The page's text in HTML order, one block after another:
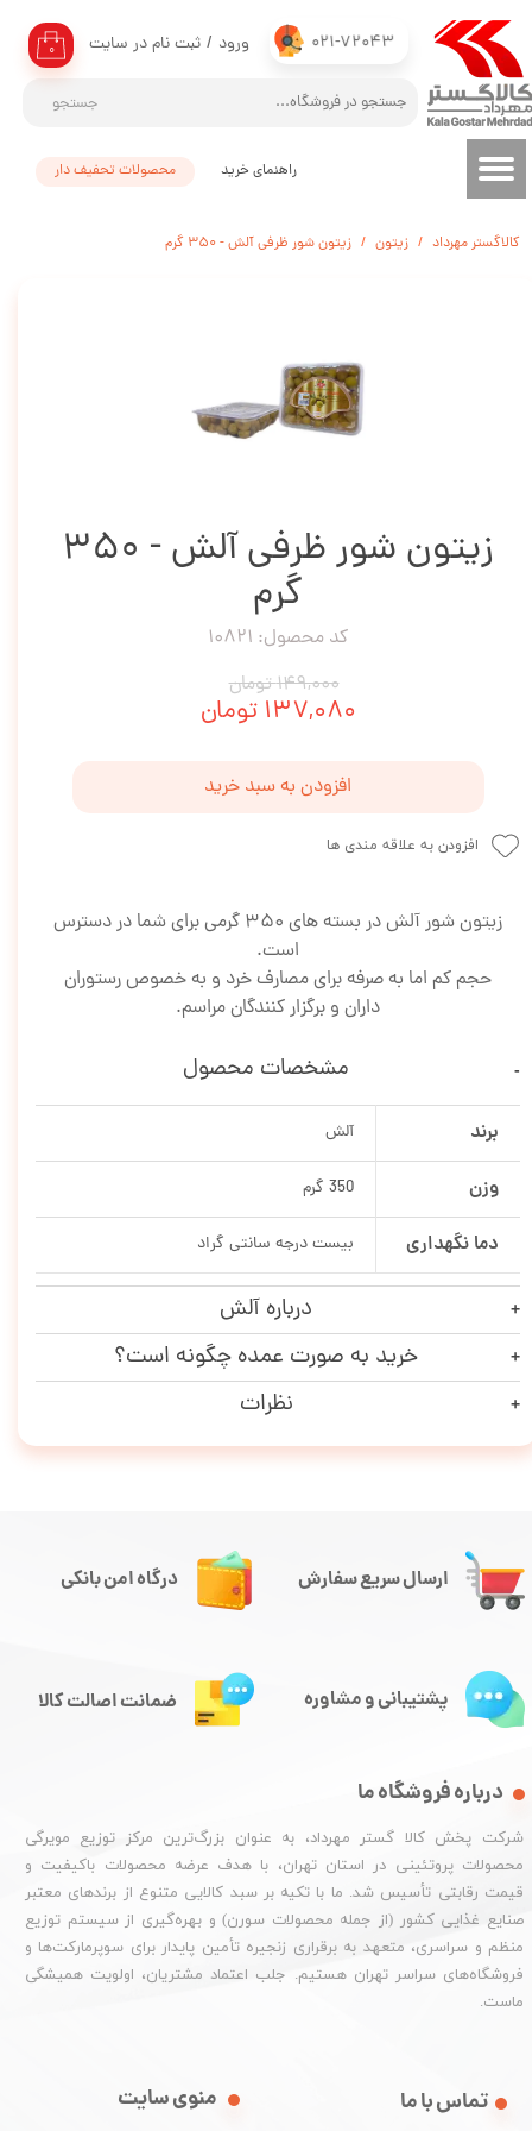
021-72043
جستجو
۰ ورود / ثبت نام در سایت
حساب کاربری من
تغییر گذر واژه
سفارشات
محصولات تحفیف دار راهنمای خرید
کالاگستر مهرداد زیتون زیتون شور ظرفی آلش - 350 گرم
زیتون شور ظرفی آلش - 350
گرم
کد محصول: 10821
۱۴۹,۰۰۰ تومان
۱۳۷,۰۸۰ تومان
افزودن به سبد خرید
افزودن به علاقه مندی ها
زیتون شور آلش در بسته های 350 گرمی برای شما در دسترس
است.
حجم کم اما به صرفه برای مصارف خرد و به خصوص رستوران
داران و برگزار کنندگان مراسم.
مشخصات محصول
برند آلش
وزن 350 گرم
دما نگهداری بیست درجه سانتی گراد
درباره آلش
خرید به صورت عمده چگونه است؟
نظرات
ارسال سریع سفارش
درباره فروشگاه ما
شرکت پخش کالا گستر مهرداد، به عنوان بزرگ‌ترین مرکز توزیع مویرگی
محصولات پروتئینی در استان تهران، با هدف عرضه محصولات باکیفیت و
قیمت رقابتی تأسیس شد. ما با تکیه بر سبد کالایی متنوع از برندهای معتبر
صنایع غذایی کشور (از جمله محصولات سورن) و بهره‌گیری از سیستم توزیع
منظم و سراسری، متعهد به برقراری زنجیره تأمین پایدار برای سوپرمارکت‌ها و
فروشگاه‌های سراسر تهران هستیم. جلب اعتماد مشتریان، اولویت همیشگی
ماست.
منوی سایت تماس با ما
درگاه امن بانکی
پشتیبانی و مشاوره ضمانت اصالت کالا